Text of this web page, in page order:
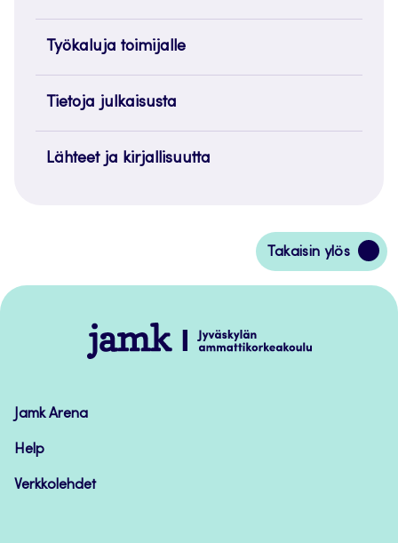
Työkaluja toimijalle
Tietoja julkaisusta
Lähteet ja kirjallisuutta
Takaisin ylös
Siirry
takaisin
Jamk
–
Jamk Arena
Help
Verkkolehdet